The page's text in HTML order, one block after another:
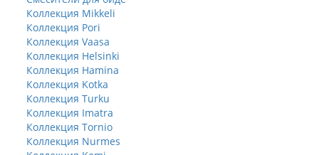
Коллекция Mikkeli
Коллекция Pori
Коллекция Vaasa
Коллекция Helsinki
Коллекция Hamina
Коллекция Kotka
Коллекция Turku
Коллекция Imatra
Коллекция Tornio
Коллекция Nurmes